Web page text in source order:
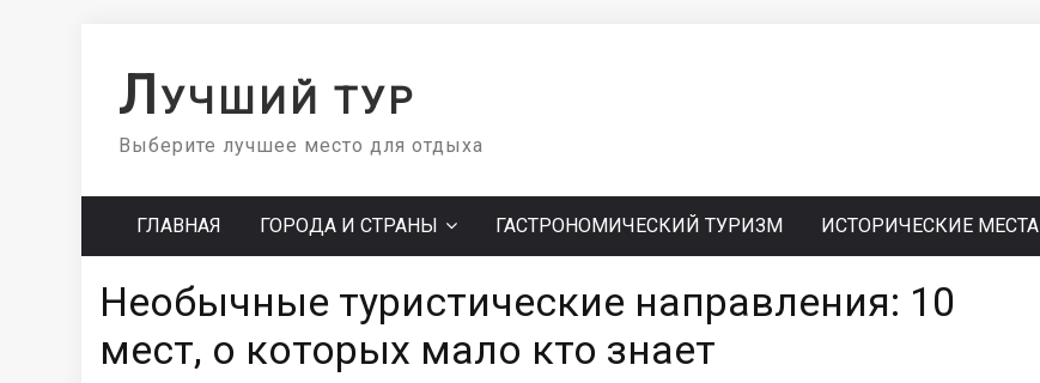
contentЛУЧШИЙ ТУР
Выберите лучшее место для отдыха
ГЛАВНАЯ ГОРОДА И СТРАНЫ ГАСТРОНОМИЧЕСКИЙ ТУРИЗМ ИСТОРИЧЕСКИЕ МЕСТА
Необычные туристические направления: 10
мест, о которых мало кто знает